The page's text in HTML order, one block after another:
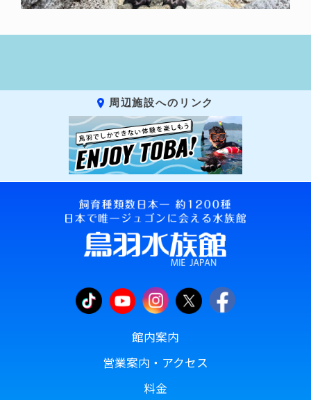
周辺施設へのリンク
館内案内
営業案内・アクセス
料金